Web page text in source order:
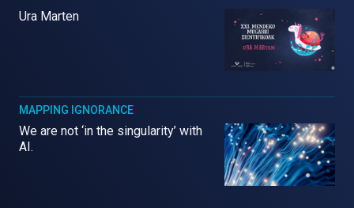
Ura Marten
MAPPING IGNORANCE
We are not ‘in the singularity’ with
AI.